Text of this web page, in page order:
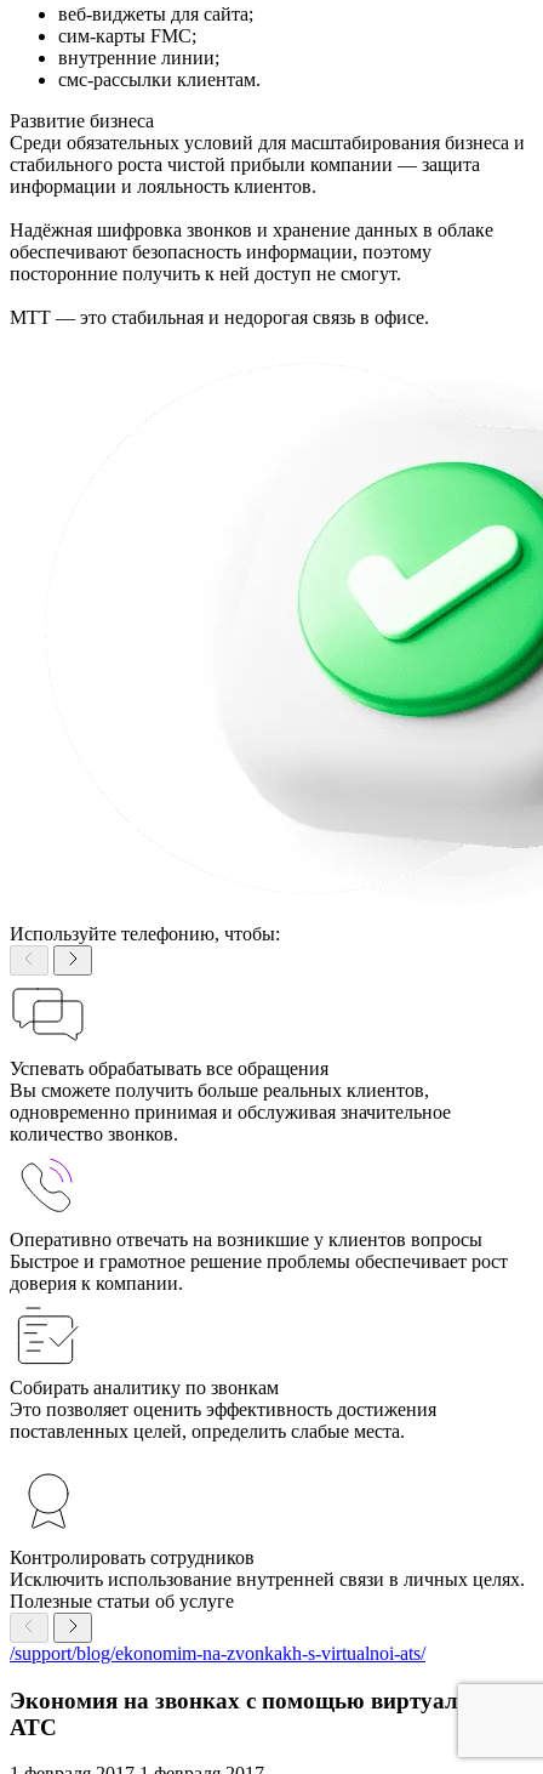
веб-виджеты для сайта;
сим-карты FMC;
внутренние линии;
смс-рассылки клиентам.
Развитие бизнеса
Среди обязательных условий для масштабирования бизнеса и
стабильного роста чистой прибыли компании — защита
информации и лояльность клиентов.
Надёжная шифровка звонков и хранение данных в облаке
обеспечивают безопасность информации, поэтому
посторонние получить к ней доступ не смогут.
МТТ — это стабильная и недорогая связь в офисе.
Используйте телефонию, чтобы:
Успевать обрабатывать все обращения
Вы сможете получить больше реальных клиентов,
одновременно принимая и обслуживая значительное
количество звонков.
Оперативно отвечать на возникшие у клиентов вопросы
Быстрое и грамотное решение проблемы обеспечивает рост
доверия к компании.
Собирать аналитику по звонкам
Это позволяет оценить эффективность достижения
поставленных целей, определить слабые места.
Контролировать сотрудников
Исключить использование внутренней связи в личных целях.
Полезные статьи об услуге
/support/blog/ekonomim-na-zvonkakh-s-virtualnoi-ats/
Экономия на звонках с помощью виртуальной
АТС